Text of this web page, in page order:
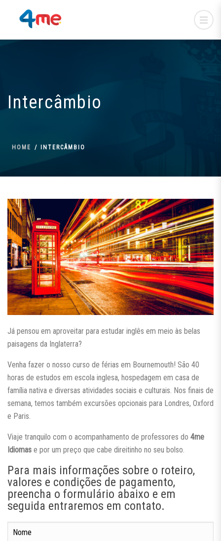
Intercâmbio
HOME INTERCÂMBIO
Já pensou em aproveitar para estudar inglês em meio às belas
paisagens da Inglaterra?
Venha fazer o nosso curso de férias em Bournemouth! São 40
horas de estudos em escola inglesa, hospedagem em casa de
família nativa e diversas atividades sociais e culturais. Nos finais de
semana, temos também excursões opcionais para Londres, Oxford
e Paris.
Viaje tranquilo com o acompanhamento de professores do 4me
Idiomas e por um preço que cabe direitinho no seu bolso.
Para mais informações sobre o roteiro,
valores e condições de pagamento,
preencha o formulário abaixo e em
seguida entraremos em contato.